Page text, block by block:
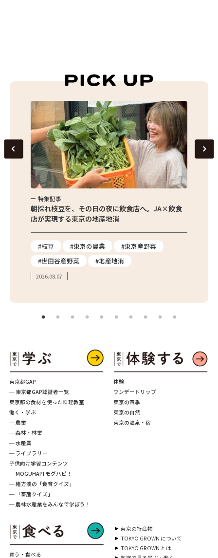
特集記事
朝採れ枝豆を、その日の夜に飲食店へ。JA×飲食
店が実現する東京の地産地消
#枝豆 #東京の農業
#東京産野菜
#世田谷産野菜
#地産地消
2026.08.07
東京都GAP
─ 東京都GAP認証者一覧
東京都の食材を使った料理教室
働く・学ぶ
─ 農業
─ 森林・林業
─ 水産業
─ ライブラリー
子供向け学習コンテンツ
─ MOGUHAPI モグハピ！
─ 緒方湊の「食育クイズ」
─ 「畜産クイズ」
─ 農林水産業をみんなで学ぼう！
買う・食べる
体験
ワンデートリップ
東京の四季
東京の自然
東京の温泉・宿
東京の特産物
TOKYO GROWN について
TOKYO GROWN とは